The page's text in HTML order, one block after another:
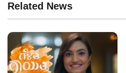
Related News